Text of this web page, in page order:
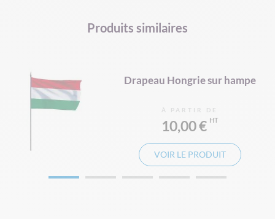
Produits similaires
Drapeau Hongrie sur hampe
À PARTIR DE
10,00 €
VOIR LE PRODUIT